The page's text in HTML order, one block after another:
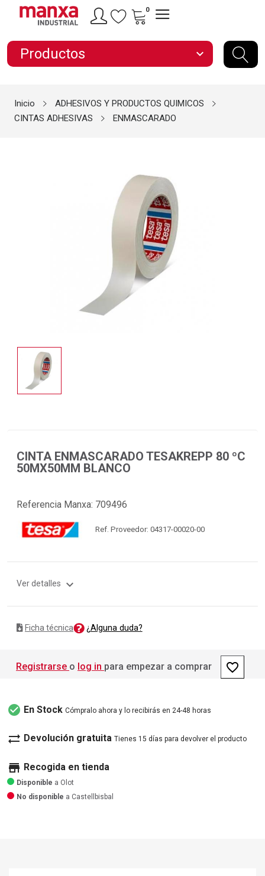
0
Productos expand_more
Inicio
ADHESIVOS Y PRODUCTOS QUIMICOS
CINTAS ADHESIVAS
ENMASCARADO
CINTA ENMASCARADO TESAKREPP 80 ºC
50MX50MM BLANCO
Referencia Manxa: 709496
Ref. Proveedor: 04317-00020-00
Ver detalles expand_more
Ficha técnica ¿Alguna duda?
Registrarse o log in para empezar a comprar favorite_border
check_circle En Stock Cómpralo ahora y lo recibirás en 24-48 horas
sync_alt Devolución gratuita Tienes 15 días para devolver el producto
store Recogida en tienda
Disponible a Olot
No disponible a Castellbisbal